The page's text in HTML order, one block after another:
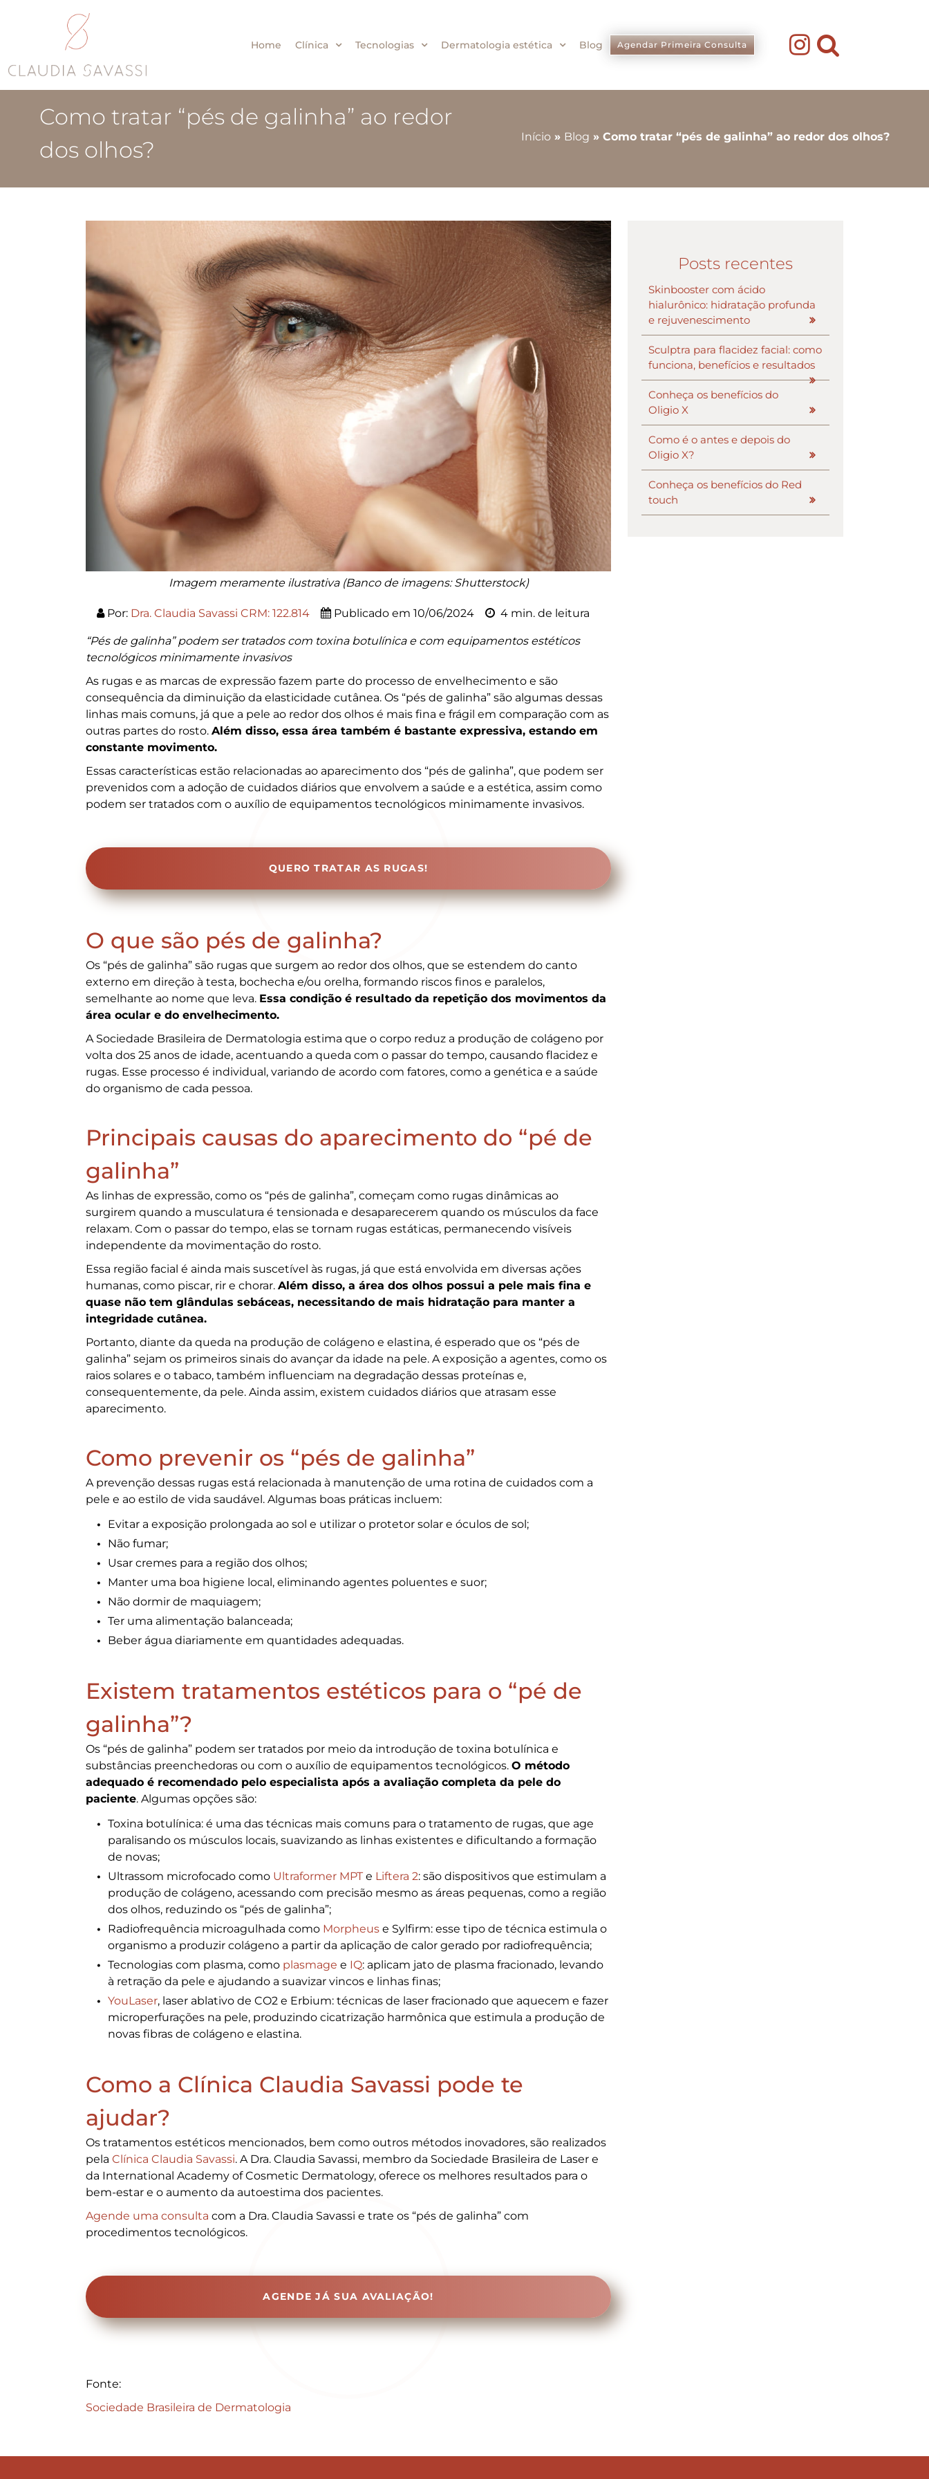
Home Clínica Tecnologias Dermatologia estética Blog Agendar Primeira Consulta
Como tratar “pés de galinha” ao redor
dos olhos?
Início » Blog » Como tratar “pés de galinha” ao redor dos olhos?
Imagem meramente ilustrativa (Banco de imagens: Shutterstock)
Por: Dra. Claudia Savassi CRM: 122.814 Publicado em 10/06/2024 4 min. de leitura
“Pés de galinha” podem ser tratados com toxina botulínica e com equipamentos estéticos
tecnológicos minimamente invasivos
As rugas e as marcas de expressão fazem parte do processo de envelhecimento e são
consequência da diminuição da elasticidade cutânea. Os “pés de galinha” são algumas dessas
linhas mais comuns, já que a pele ao redor dos olhos é mais fina e frágil em comparação com as
outras partes do rosto. Além disso, essa área também é bastante expressiva, estando em
constante movimento.
Essas características estão relacionadas ao aparecimento dos “pés de galinha”, que podem ser
prevenidos com a adoção de cuidados diários que envolvem a saúde e a estética, assim como
podem ser tratados com o auxílio de equipamentos tecnológicos minimamente invasivos.
QUERO TRATAR AS RUGAS!
O que são pés de galinha?
Os “pés de galinha” são rugas que surgem ao redor dos olhos, que se estendem do canto
externo em direção à testa, bochecha e/ou orelha, formando riscos finos e paralelos,
semelhante ao nome que leva. Essa condição é resultado da repetição dos movimentos da
área ocular e do envelhecimento.
A Sociedade Brasileira de Dermatologia estima que o corpo reduz a produção de colágeno por
volta dos 25 anos de idade, acentuando a queda com o passar do tempo, causando flacidez e
rugas. Esse processo é individual, variando de acordo com fatores, como a genética e a saúde
do organismo de cada pessoa.
Principais causas do aparecimento do “pé de
galinha”
As linhas de expressão, como os “pés de galinha”, começam como rugas dinâmicas ao
surgirem quando a musculatura é tensionada e desaparecerem quando os músculos da face
relaxam. Com o passar do tempo, elas se tornam rugas estáticas, permanecendo visíveis
independente da movimentação do rosto.
Essa região facial é ainda mais suscetível às rugas, já que está envolvida em diversas ações
humanas, como piscar, rir e chorar. Além disso, a área dos olhos possui a pele mais fina e
quase não tem glândulas sebáceas, necessitando de mais hidratação para manter a
integridade cutânea.
Portanto, diante da queda na produção de colágeno e elastina, é esperado que os “pés de
galinha” sejam os primeiros sinais do avançar da idade na pele. A exposição a agentes, como os
raios solares e o tabaco, também influenciam na degradação dessas proteínas e,
consequentemente, da pele. Ainda assim, existem cuidados diários que atrasam esse
aparecimento.
Como prevenir os “pés de galinha”
A prevenção dessas rugas está relacionada à manutenção de uma rotina de cuidados com a
pele e ao estilo de vida saudável. Algumas boas práticas incluem:
Evitar a exposição prolongada ao sol e utilizar o protetor solar e óculos de sol;
Não fumar;
Usar cremes para a região dos olhos;
Manter uma boa higiene local, eliminando agentes poluentes e suor;
Não dormir de maquiagem;
Ter uma alimentação balanceada;
Beber água diariamente em quantidades adequadas.
Existem tratamentos estéticos para o “pé de
galinha”?
Os “pés de galinha” podem ser tratados por meio da introdução de toxina botulínica e
substâncias preenchedoras ou com o auxílio de equipamentos tecnológicos. O método
adequado é recomendado pelo especialista após a avaliação completa da pele do
paciente. Algumas opções são:
Toxina botulínica: é uma das técnicas mais comuns para o tratamento de rugas, que age
paralisando os músculos locais, suavizando as linhas existentes e dificultando a formação
de novas;
Ultrassom microfocado como Ultraformer MPT e Liftera 2: são dispositivos que estimulam a
produção de colágeno, acessando com precisão mesmo as áreas pequenas, como a região
dos olhos, reduzindo os “pés de galinha”;
Radiofrequência microagulhada como Morpheus e Sylfirm: esse tipo de técnica estimula o
organismo a produzir colágeno a partir da aplicação de calor gerado por radiofrequência;
Tecnologias com plasma, como plasmage e IQ: aplicam jato de plasma fracionado, levando
à retração da pele e ajudando a suavizar vincos e linhas finas;
YouLaser, laser ablativo de CO2 e Erbium: técnicas de laser fracionado que aquecem e fazer
microperfurações na pele, produzindo cicatrização harmônica que estimula a produção de
novas fibras de colágeno e elastina.
Como a Clínica Claudia Savassi pode te
ajudar?
Os tratamentos estéticos mencionados, bem como outros métodos inovadores, são realizados
pela Clínica Claudia Savassi. A Dra. Claudia Savassi, membro da Sociedade Brasileira de Laser e
da International Academy of Cosmetic Dermatology, oferece os melhores resultados para o
bem-estar e o aumento da autoestima dos pacientes.
Agende uma consulta com a Dra. Claudia Savassi e trate os “pés de galinha” com
procedimentos tecnológicos.
AGENDE JÁ SUA AVALIAÇÃO!
Fonte:
Sociedade Brasileira de Dermatologia
Posts recentes
Skinbooster com ácido
hialurônico: hidratação profunda
e rejuvenescimento
Sculptra para flacidez facial: como
funciona, benefícios e resultados
Conheça os benefícios do
Oligio X
Como é o antes e depois do
Oligio X?
Conheça os benefícios do Red
touch